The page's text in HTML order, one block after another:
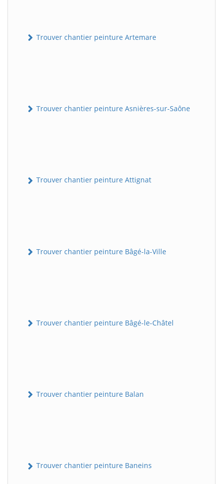
Trouver chantier peinture Artemare
Trouver chantier peinture Asnières-sur-Saône
Trouver chantier peinture Attignat
Trouver chantier peinture Bâgé-la-Ville
Trouver chantier peinture Bâgé-le-Châtel
Trouver chantier peinture Balan
Trouver chantier peinture Baneins